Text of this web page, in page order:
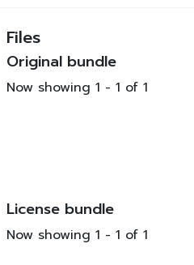
Files
Original bundle
Now showing 1 - 1 of 1
License bundle
Now showing 1 - 1 of 1